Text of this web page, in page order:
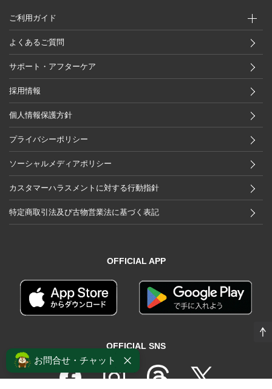
ご利用ガイド
よくあるご質問
サポート・アフターケア
採用情報
個人情報保護方針
プライバシーポリシー
ソーシャルメディアポリシー
カスタマーハラスメントに対する行動指針
特定商取引法及び古物営業法に基づく表記
OFFICIAL APP
OFFICIAL SNS
お問合せ・チャット